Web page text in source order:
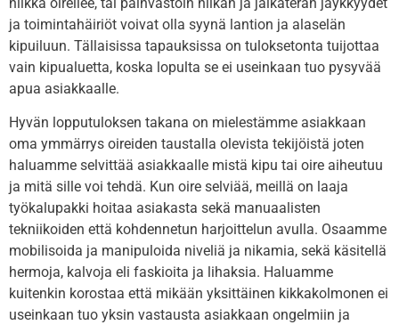
ja toimintahäiriöt voivat olla syynä lantion ja alaselän
kipuiluun. Tällaisissa tapauksissa on tuloksetonta tuijottaa
vain kipualuetta, koska lopulta se ei useinkaan tuo pysyvää
apua asiakkaalle.
Hyvän lopputuloksen takana on mielestämme asiakkaan
oma ymmärrys oireiden taustalla olevista tekijöistä joten
haluamme selvittää asiakkaalle mistä kipu tai oire aiheutuu
ja mitä sille voi tehdä. Kun oire selviää, meillä on laaja
työkalupakki hoitaa asiakasta sekä manuaalisten
tekniikoiden että kohdennetun harjoittelun avulla. Osaamme
mobilisoida ja manipuloida niveliä ja nikamia, sekä käsitellä
hermoja, kalvoja eli faskioita ja lihaksia. Haluamme
kuitenkin korostaa että mikään yksittäinen kikkakolmonen ei
useinkaan tuo yksin vastausta asiakkaan ongelmiin ja